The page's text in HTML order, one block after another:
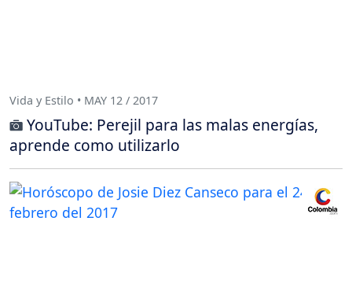
Vida y Estilo • MAY 12 / 2017
YouTube: Perejil para las malas energías,
aprende como utilizarlo